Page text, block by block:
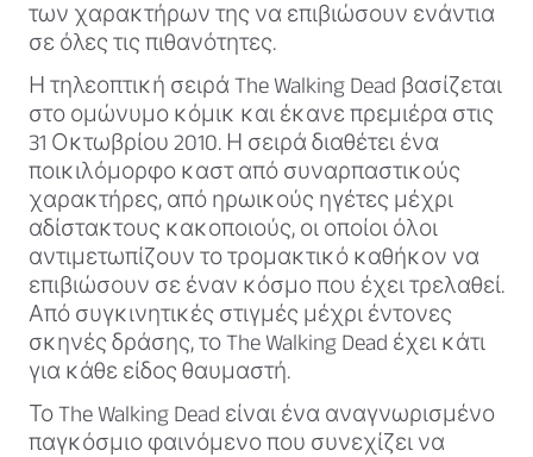
των χαρακτήρων της να επιβιώσουν ενάντια
σε όλες τις πιθανότητες.
Η τηλεοπτική σειρά The Walking Dead βασίζεται
στο ομώνυμο κόμικ και έκανε πρεμιέρα στις
31 Οκτωβρίου 2010. Η σειρά διαθέτει ένα
ποικιλόμορφο καστ από συναρπαστικούς
χαρακτήρες, από ηρωικούς ηγέτες μέχρι
αδίστακτους κακοποιούς, οι οποίοι όλοι
αντιμετωπίζουν το τρομακτικό καθήκον να
επιβιώσουν σε έναν κόσμο που έχει τρελαθεί.
Από συγκινητικές στιγμές μέχρι έντονες
σκηνές δράσης, το The Walking Dead έχει κάτι
για κάθε είδος θαυμαστή.
Το The Walking Dead είναι ένα αναγνωρισμένο
παγκόσμιο φαινόμενο που συνεχίζει να